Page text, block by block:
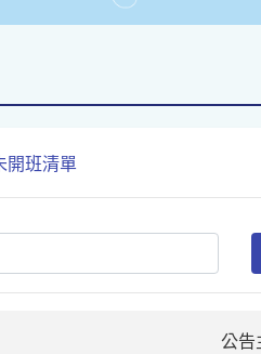
開班清單
公告